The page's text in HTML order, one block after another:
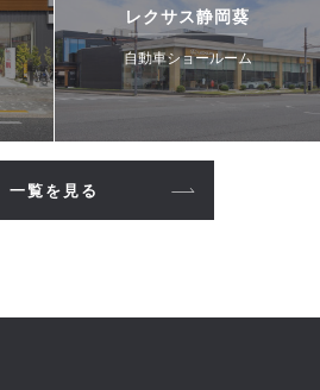
レクサス静岡葵
自動車ショールーム
一覧を見る